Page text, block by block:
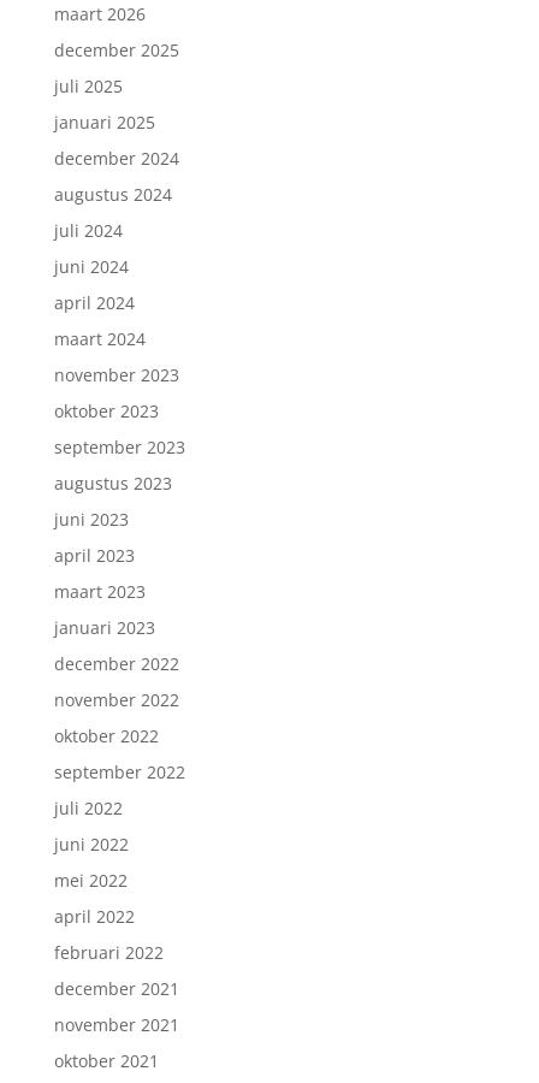
maart 2026
december 2025
juli 2025
januari 2025
december 2024
augustus 2024
juli 2024
juni 2024
april 2024
maart 2024
november 2023
oktober 2023
september 2023
augustus 2023
juni 2023
april 2023
maart 2023
januari 2023
december 2022
november 2022
oktober 2022
september 2022
juli 2022
juni 2022
mei 2022
april 2022
februari 2022
december 2021
november 2021
oktober 2021